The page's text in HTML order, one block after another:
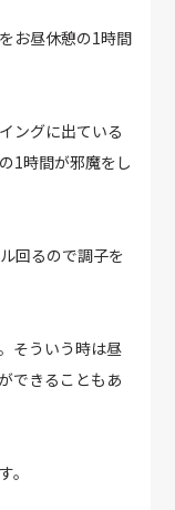
お昼休憩の1時間
ングに出ている
1時間が邪魔をし
回るので調子を
そういう時は昼
できることもあ
。